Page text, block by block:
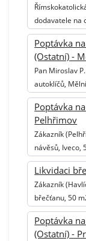
dodavatele na
Poptávka
(Ostatní) -
Pan Miroslav
autoklíčů,
Poptávka
Pelhřimov
Zákazník
návěsů, Iveco,
Likvidaci
Zákazník
břečťanu, 50
Poptávka
(Ostatní) -